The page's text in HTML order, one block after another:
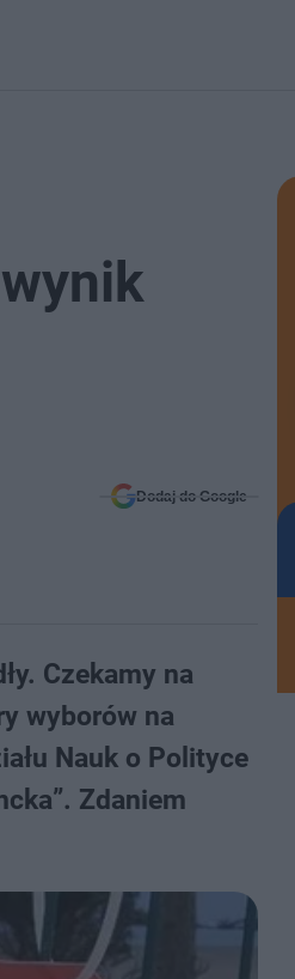
Dodaj do Google
Czekamy na
wyborów na
Nauk o Polityce
Zdaniem